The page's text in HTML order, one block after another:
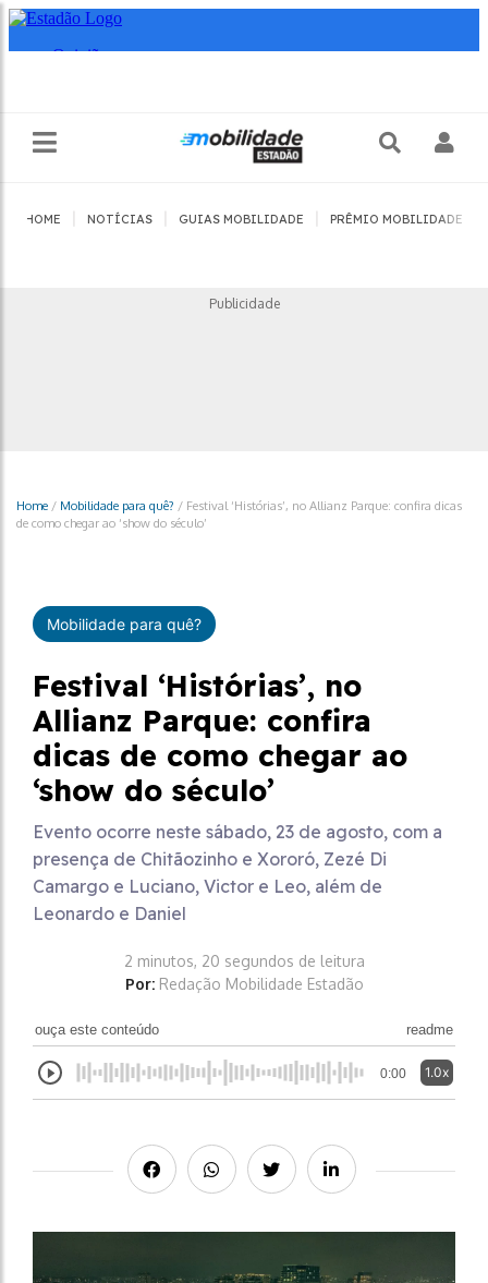
HOME NOTÍCIAS GUIAS MOBILIDADE PRÊMIO MOBILIDADE
Publicidade
Home / Mobilidade para quê? / Festival ‘Histórias’, no Allianz Parque: confira dicas
de como chegar ao ‘show do século’
Mobilidade para quê?
Festival ‘Histórias’, no
Allianz Parque: confira
dicas de como chegar ao
‘show do século’
Evento ocorre neste sábado, 23 de agosto, com a
presença de Chitãozinho e Xororó, Zezé Di
Camargo e Luciano, Victor e Leo, além de
Leonardo e Daniel
2 minutos, 20 segundos de leitura
Por: Redação Mobilidade Estadão
ouça este conteúdo readme
0:00 1.0x